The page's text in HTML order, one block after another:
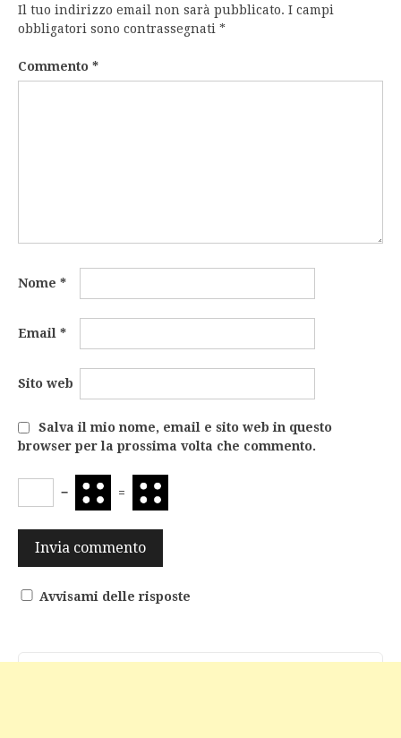
Il tuo indirizzo email non sarà pubblicato. I campi
obbligatori sono contrassegnati *
Commento *
Nome *
Email *
Sito web
Salva il mio nome, email e sito web in questo
browser per la prossima volta che commento.
− =
Avvisami delle risposte